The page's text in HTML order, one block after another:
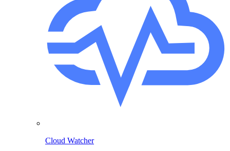
Cloud Watcher